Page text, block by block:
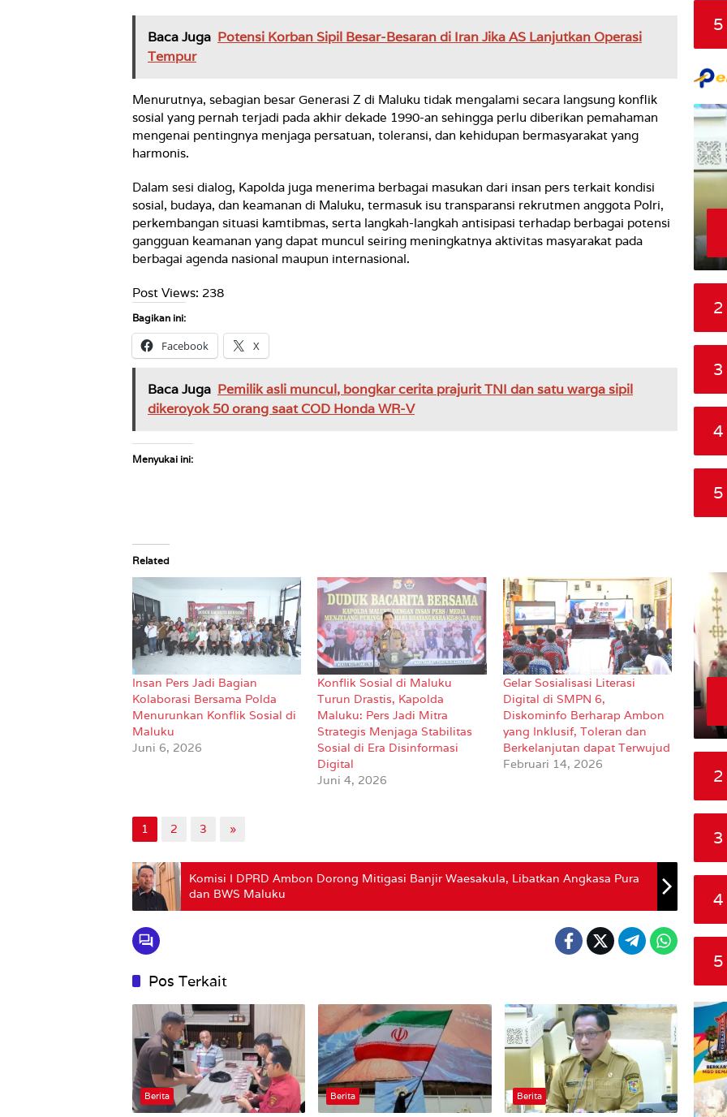
Baca Juga Potensi Korban Sipil Besar-Besaran di Iran Jika AS Lanjutkan Operasi
Tempur
Menurutnya, sebagian besar Generasi Z di Maluku tidak mengalami secara langsung konflik
sosial yang pernah terjadi pada akhir dekade 1990-an sehingga perlu diberikan pemahaman
mengenai pentingnya menjaga persatuan, toleransi, dan kehidupan bermasyarakat yang
harmonis.
Dalam sesi dialog, Kapolda juga menerima berbagai masukan dari insan pers terkait kondisi
sosial, budaya, dan keamanan di Maluku, termasuk isu transparansi rekrutmen anggota Polri,
perkembangan situasi kamtibmas, serta langkah-langkah antisipasi terhadap berbagai potensi
gangguan keamanan yang dapat muncul seiring meningkatnya aktivitas masyarakat pada
berbagai agenda nasional maupun internasional.
Post Views: 238
Bagikan ini:
Facebook X
Baca Juga Pemilik asli muncul, bongkar cerita prajurit TNI dan satu warga sipil
dikeroyok 50 orang saat COD Honda WR-V
Menyukai ini:
Related
Insan Pers Jadi Bagian
Kolaborasi Bersama Polda
Menurunkan Konflik Sosial di
Maluku
Juni 6, 2026
Konflik Sosial di Maluku
Turun Drastis, Kapolda
Maluku: Pers Jadi Mitra
Strategis Menjaga Stabilitas
Sosial di Era Disinformasi
Digital
Juni 4, 2026
Gelar Sosialisasi Literasi
Digital di SMPN 6,
Diskominfo Berharap Ambon
yang Inklusif, Toleran dan
Berkelanjutan dapat Terwujud
Februari 14, 2026
1 2 3 »
Komisi I DPRD Ambon Dorong Mitigasi Banjir Waesakula, Libatkan Angkasa Pura
dan BWS Maluku
Pos Terkait
Berita Berita Berita
5
2
3
4
5
2
3
4
5